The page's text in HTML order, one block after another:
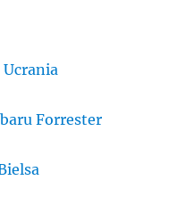
Ucrania
Forrester